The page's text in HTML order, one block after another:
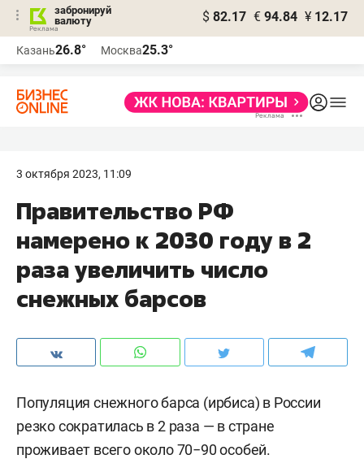
забронируй
валюту
$ 82.17 € 94.84 ¥ 12.17
Казань26.8° Москва25.3°
3 октября 2023, 11:09
Правительство РФ
намерено к 2030 году в 2
раза увеличить число
снежных барсов
Популяция снежного барса (ирбиса) в России
резко сократилась в 2 раза — в стране
проживает всего около 70−90 особей.